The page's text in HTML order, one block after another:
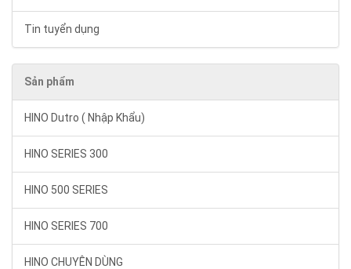
Tin tuyển dụng
Sản phẩm
HINO Dutro ( Nhập Khẩu)
HINO SERIES 300
HINO 500 SERIES
HINO SERIES 700
HINO CHUYÊN DÙNG